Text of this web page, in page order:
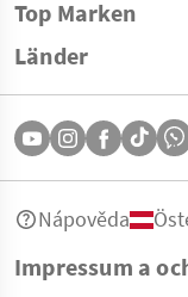
Top Marken
Länder
Impressum a
Nápověda